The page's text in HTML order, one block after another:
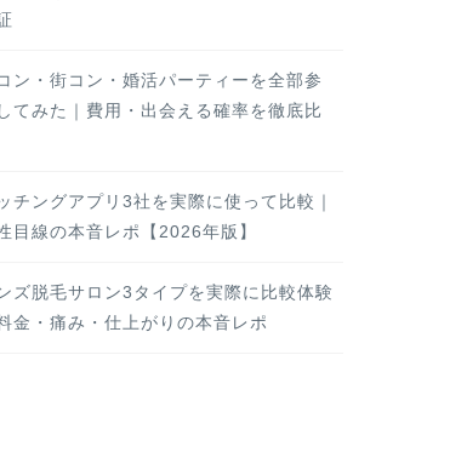
ン・街コン・婚活パーティーを全部参
てみた｜費用・出会える確率を徹底比
チングアプリ3社を実際に使って比較｜
目線の本音レポ【2026年版】
ズ脱毛サロン3タイプを実際に比較体験
料金・痛み・仕上がりの本音レポ